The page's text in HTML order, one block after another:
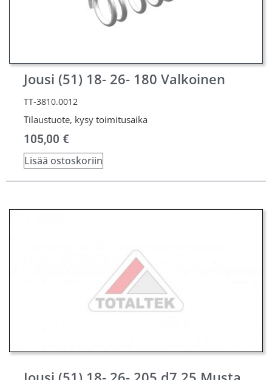
Jousi (51) 18- 26- 180 Valkoinen
TT-3810.0012
Tilaustuote, kysy toimitusaika
105,00 €
Lisää ostoskoriin